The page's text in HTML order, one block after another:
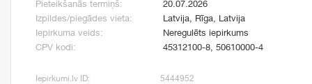
Pieteikšanās termiņš:
20.07.2026
Izpildes/piegādes vieta:
Latvija, Rīga, Latvija
Iepirkuma veids:
Neregulēts iepirkums
CPV kodi:
45312100-8, 50610000-4
Iepirkumi.lv ID: 5444952